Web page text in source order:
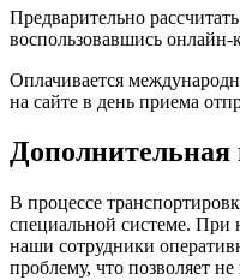
Предварительно
воспользовавшись онлайн-
Оплачивается
на сайте в день приема
В процессе
специальной системе. При
наши сотрудники
проблему, что позволяет